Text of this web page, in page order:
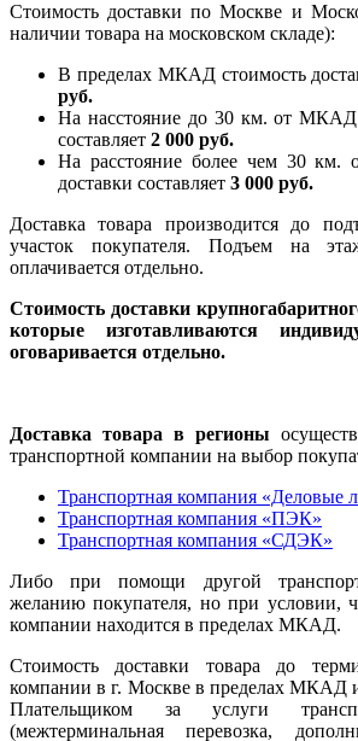
Стоимость доставки по Москве и
наличии товара на московском складе):
В пределах МКАД стоимость
руб.
На насcтояние до 30 км. от МКАД
составляет 2 000 руб.
На расстояние более чем 30
доставки составляет 3 000 руб.
Доставка товара производится до
участок покупателя. Подъем на
оплачивается отдельно.
Стоимость доставки
которые изготавливаются
оговаривается отдельно.
Доставка товара в регионы
транспортной компании на выбор
Транспортная компания «Деловые
Транспортная компания «ПЭК»
Транспортная компания «СДЭК»
Либо при помощи другой
желанию покупателя, но при условии,
компании находится в пределах МКАД.
Стоимость доставки товара до
компании в г. Москве в пределах МКАД и
Плательщиком за услуги
(межтерминальная перевозка,